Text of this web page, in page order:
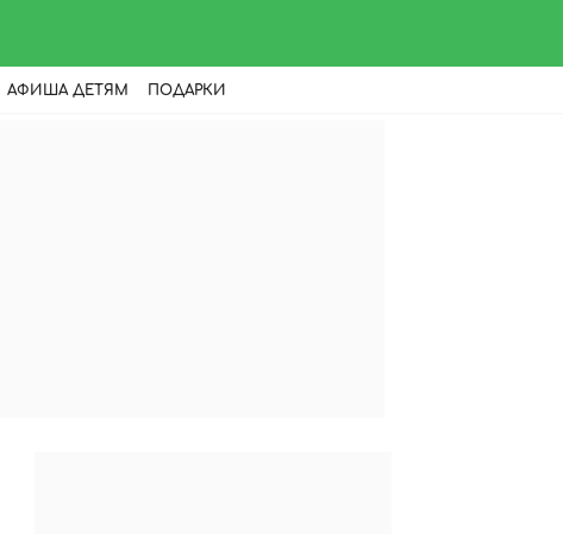
АФИША ДЕТЯМ ПОДАРКИ